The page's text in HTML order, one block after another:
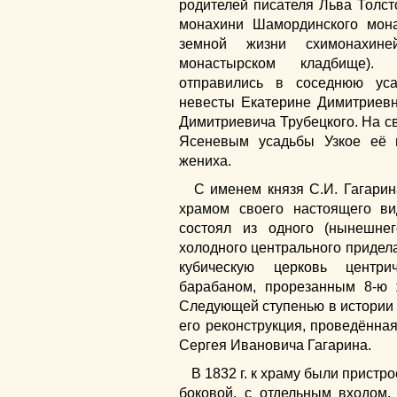
родителей писателя Льва
монахини Шамординского
земной жизни
монастырском
отправились в соседнюю
невесты Екатерине
Димитриевича Трубецкого. На
Ясеневым усадьбы Узкое её
жениха.
С именем князя С.И.
храмом своего настоящего
состоял из одного
холодного центрального
кубическую церковь
барабаном, прорезанным 8-
Следующей ступенью в истории
его реконструкция,
Сергея Ивановича Гагарина.
В 1832 г. к храму были
боковой, с отдельным